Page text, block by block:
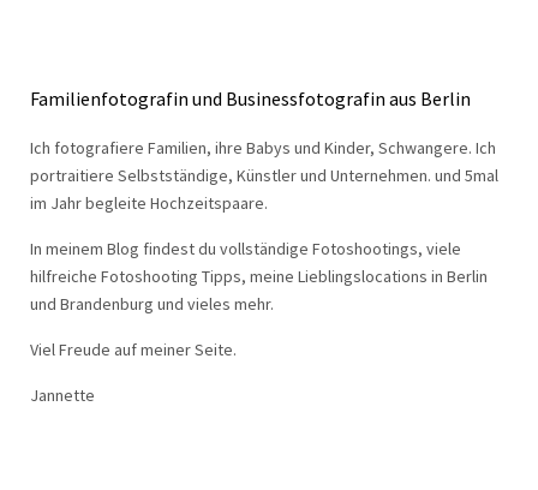
Familienfotografin und Businessfotografin aus Berlin
Ich fotografiere Familien, ihre Babys und Kinder, Schwangere. Ich
portraitiere Selbstständige, Künstler und Unternehmen. und 5mal
im Jahr begleite Hochzeitspaare.
In meinem Blog findest du vollständige Fotoshootings, viele
hilfreiche Fotoshooting Tipps, meine Lieblingslocations in Berlin
und Brandenburg und vieles mehr.
Viel Freude auf meiner Seite.
Jannette